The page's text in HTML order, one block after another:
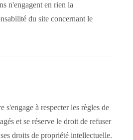
n'engagent en rien la
du site concernant le
à respecter les règles de
et se réserve le droit de refuser
droits de propriété intellectuelle.